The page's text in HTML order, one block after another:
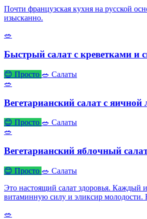
Почти французская кухня на русской
изысканно.
🥗
Быстрый салат с креветками и
😊 Просто 🥗 Салаты
🥗
Вегетарианский салат с
😊 Просто 🥗 Салаты
🥗
Вегетарианский яблочный
😊 Просто 🥗 Салаты
Это настоящий салат здоровья. Каждый
витаминную силу и эликсир
🥗